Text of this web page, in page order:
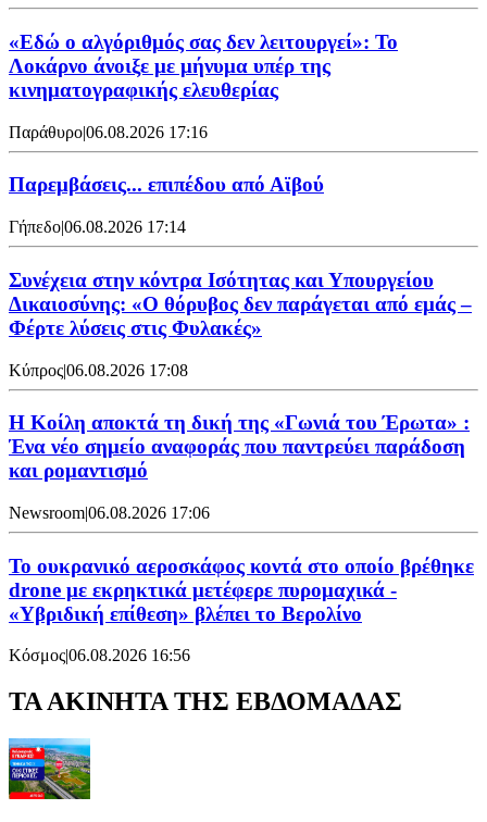
«Εδώ ο αλγόριθμός σας δεν λειτουργεί»: Το
Λοκάρνο άνοιξε με μήνυμα υπέρ της
κινηματογραφικής ελευθερίας
Παράθυρο|06.08.2026 17:16
Παρεμβάσεις... επιπέδου από Αϊβού
Γήπεδο|06.08.2026 17:14
Συνέχεια στην κόντρα Ισότητας και Υπουργείου
Δικαιοσύνης: «Ο θόρυβος δεν παράγεται από εμάς –
Φέρτε λύσεις στις Φυλακές»
Κύπρος|06.08.2026 17:08
Η Κοίλη αποκτά τη δική της «Γωνιά του Έρωτα» :
Ένα νέο σημείο αναφοράς που παντρεύει παράδοση
και ρομαντισμό
Newsroom|06.08.2026 17:06
Το ουκρανικό αεροσκάφος κοντά στο οποίο βρέθηκε
drone με εκρηκτικά μετέφερε πυρομαχικά -
«Υβριδική επίθεση» βλέπει το Βερολίνο
Κόσμος|06.08.2026 16:56
ΤΑ ΑΚΙΝΗΤΑ ΤΗΣ ΕΒΔΟΜΑΔΑΣ